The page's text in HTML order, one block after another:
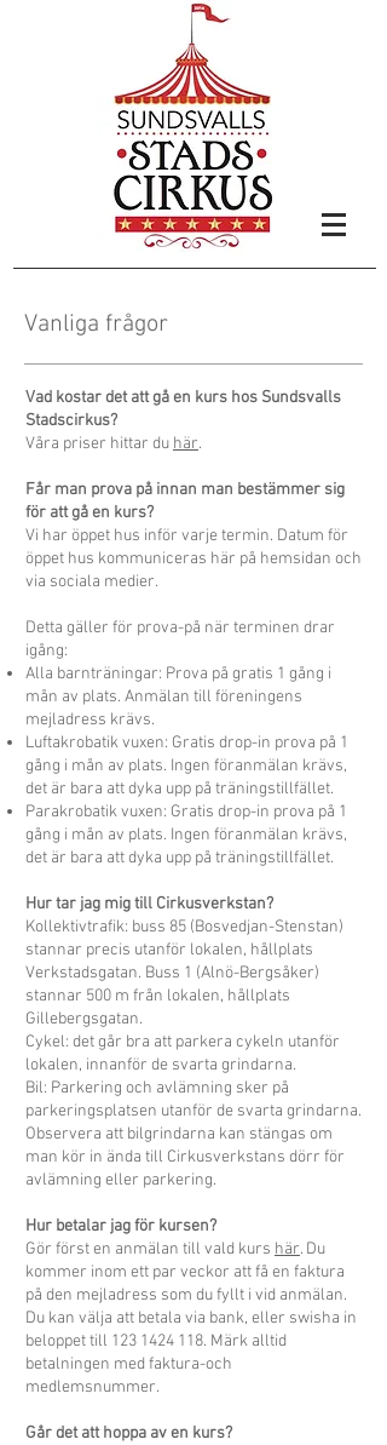
Vanliga frågor
Vad kostar det att gå en kurs hos Sundsvalls
Stadscirkus?
Våra priser hittar du här.
Får man prova på innan man bestämmer sig
för att gå en kurs?
Vi har öppet hus inför varje termin. Datum för
öppet hus kommuniceras här på hemsidan och
via sociala medier.
Detta gäller för prova-på när terminen drar
igång:
Alla barnträningar: Prova på gratis 1 gång i
mån av plats. Anmälan till föreningens
mejladress krävs.
Luftakrobatik vuxen: Gratis drop-in prova på 1
gång i mån av plats. Ingen föranmälan krävs,
det är bara att dyka upp på träningstillfället.​
Parakrobatik vuxen: Gratis drop-in prova på 1
gång i mån av plats. Ingen föranmälan krävs,
det är bara att dyka upp på träningstillfället.
Hur tar jag mig till Cirkusverkstan?
Kollektivtrafik: buss 85 (Bosvedjan-Stenstan)
stannar precis utanför lokalen, hållplats
Verkstadsgatan. Buss 1 (Alnö-Bergsåker)
stannar 500 m från lokalen, hållplats
Gillebergsgatan.
Cykel: det går bra att parkera cykeln utanför
lokalen, innanför de svarta grindarna.
Bil: Parkering och avlämning sker på
parkeringsplatsen utanför de svarta grindarna.
Observera att bilgrindarna kan stängas om
man kör in ända till Cirkusverkstans dörr för
avlämning eller parkering.
Hur betalar jag för kursen?
Gör först en anmälan till vald kurs här. Du
kommer inom ett par veckor att få en faktura
på den mejladress som du fyllt i vid anmälan.
Du kan välja att betala via bank, eller swisha in
beloppettill 123 1424 118. Märk alltid
betalningen med faktura-och
medlemsnummer.
Går det att hoppa av en kurs?